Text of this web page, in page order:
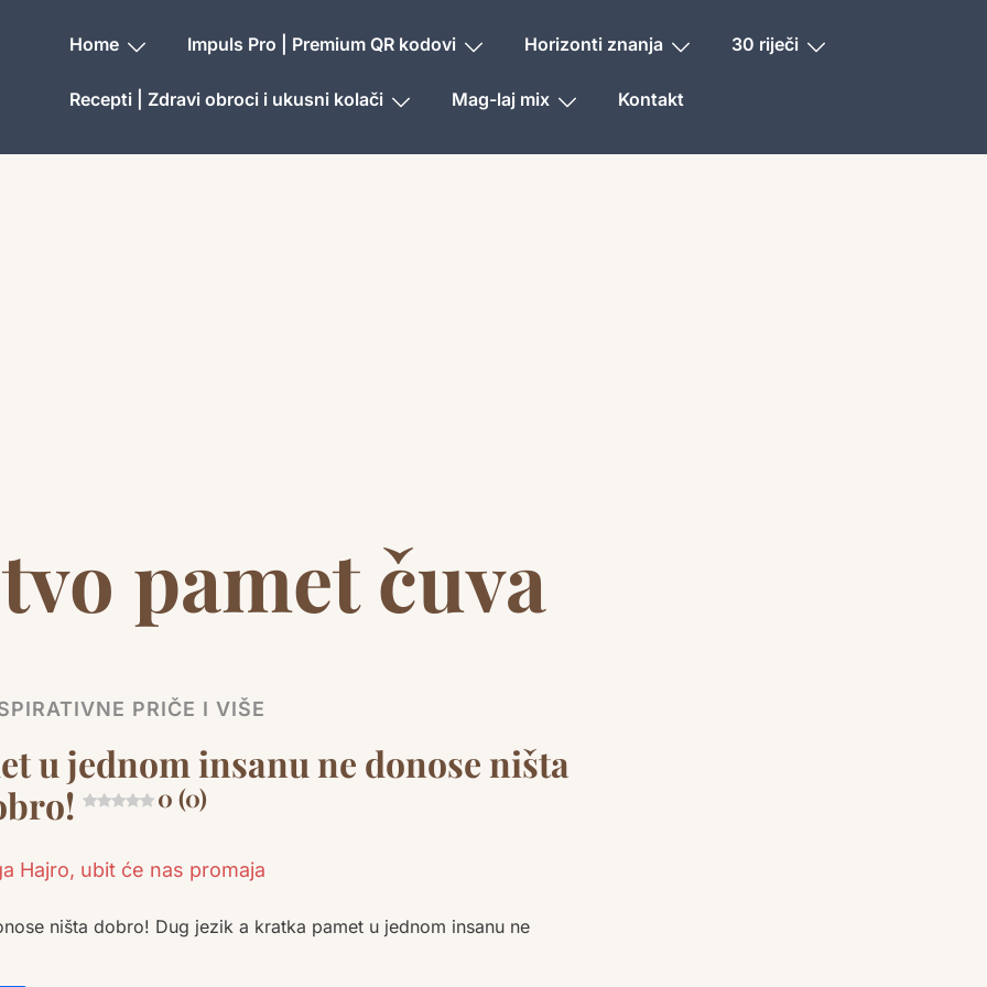
Home Impuls Pro | Premium QR kodovi Horizonti znanja 30 riječi
Recepti | Zdravi obroci i ukusni kolači Mag-laj mix Kontakt
pamet čuva
PRIČE I VIŠE
u jednom insanu ne donose ništa
0 (0)
ništa dobro! Dug jezik a kratka pamet u jednom insanu ne